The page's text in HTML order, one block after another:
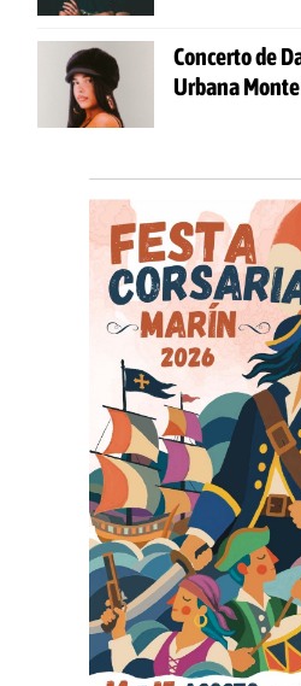
Concerto de
Urbana